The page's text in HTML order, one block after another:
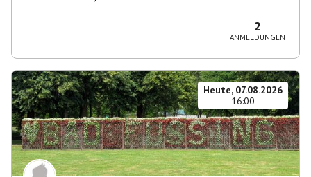
2
ANMELDUNGEN
Heute, 07.08.2026
16:00